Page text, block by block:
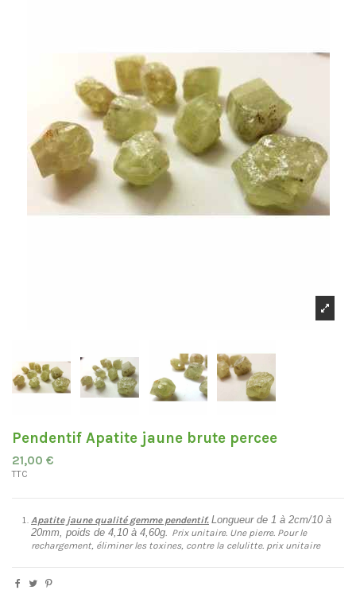
Pendentif Apatite jaune brute percee
21,00 €
TTC
Apatite jaune qualité gemme pendentif. Longueur de 1 à 2cm/10 à
20mm, poids de 4,10 à 4,60g
Prix unitaire. Une pierre. Pour le
rechargement, éliminer les toxines, contre la celulitte. prix unitaire